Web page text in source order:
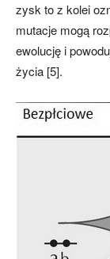
zysk to z kolei
mutacje mogą
ewolucję i
życia [5].